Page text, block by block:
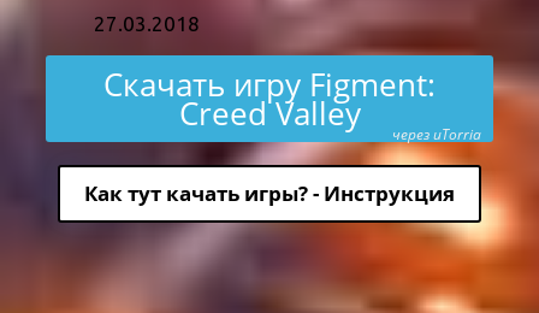
27.03.2018
Скачать игру Figment:
Creed Valley через uTorria
Как тут качать игры? - Инструкция